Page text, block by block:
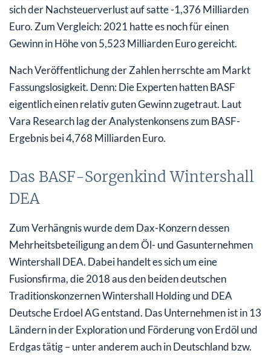
sich der Nachsteuerverlust auf satte -1,376 Milliarden
Euro. Zum Vergleich: 2021 hatte es noch für einen
Gewinn in Höhe von 5,523 Milliarden Euro gereicht.
Nach Veröffentlichung der Zahlen herrschte am Markt
Fassungslosigkeit. Denn: Die Experten hatten BASF
eigentlich einen relativ guten Gewinn zugetraut. Laut
Vara Research lag der Analystenkonsens zum BASF-
Ergebnis bei 4,768 Milliarden Euro.
Das BASF-Sorgenkind Wintershall
DEA
Zum Verhängnis wurde dem Dax-Konzern dessen
Mehrheitsbeteiligung an dem Öl- und Gasunternehmen
Wintershall DEA. Dabei handelt es sich um eine
Fusionsfirma, die 2018 aus den beiden deutschen
Traditionskonzernen Wintershall Holding und DEA
Deutsche Erdoel AG entstand. Das Unternehmen ist in 13
Ländern in der Exploration und Förderung von Erdöl und
Erdgas tätig – unter anderem auch in Deutschland bzw.